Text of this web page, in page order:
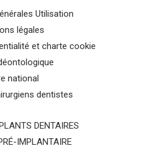
Utilisation
légales
et charte cookie
national
dentistes
DENTAIRES
IMPLANTAIRE